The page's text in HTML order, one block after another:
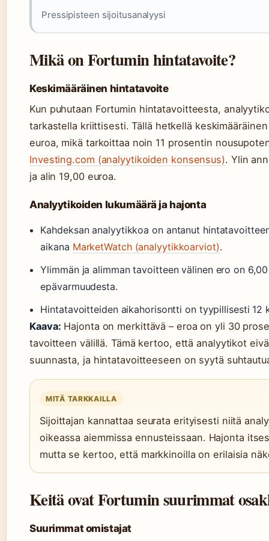
Pressipisteen sijoitusanalyysi
Mikä on Fortumin hintatavoite?
Keskimääräinen hintatavoite
Kun puhutaan Fortumin hintatavoitteesta,
tarkastella kriittisesti. Tällä hetkellä
euroa, mikä tarkoittaa noin 11 prosentin
Investing.com (analyytikoiden konsensus). Ylin
ja alin 19,00 euroa.
Analyytikoiden lukumäärä ja hajonta
Kahdeksan analyytikkoa on antanut
aikana MarketWatch (analyytikkoarviot).
Ylimmän ja alimman tavoitteen välinen ero on
epävarmuudesta.
Hintatavoitteiden aikahorisontti on tyypillisesti 12
Kaava: Hajonta on merkittävä – eroa on yli 30
tavoitteen välillä. Tämä kertoo, että analyytikot
suunnasta, ja hintatavoitteeseen on syytä
MITÄ TARKKAILLA
Sijoittajan kannattaa seurata erityisesti niitä
oikeassa aiemmissa ennusteissaan. Hajonta
mutta se kertoo, että markkinoilla on erilaisia
Keitä ovat Fortumin suurimmat
Suurimmat omistajat